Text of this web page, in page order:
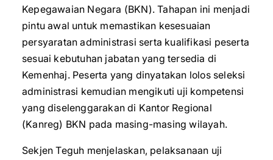
Kepegawaian Negara (BKN). Tahapan ini menjadi
pintu awal untuk memastikan kesesuaian
persyaratan administrasi serta kualifikasi peserta
sesuai kebutuhan jabatan yang tersedia di
Kemenhaj. Peserta yang dinyatakan lolos seleksi
administrasi kemudian mengikuti uji kompetensi
yang diselenggarakan di Kantor Regional
(Kanreg) BKN pada masing-masing wilayah.
‎Sekjen Teguh menjelaskan, pelaksanaan uji